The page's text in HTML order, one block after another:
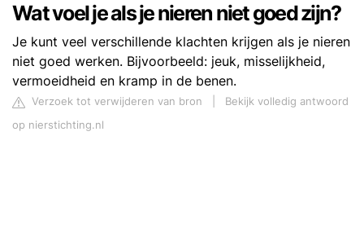
Wat voel je als je nieren niet goed zijn?
Je kunt veel verschillende klachten krijgen als je nieren
niet goed werken. Bijvoorbeeld: jeuk, misselijkheid,
vermoeidheid en kramp in de benen.
Verzoek tot verwijderen van bron
Bekijk volledig antwoord
op nierstichting.nl